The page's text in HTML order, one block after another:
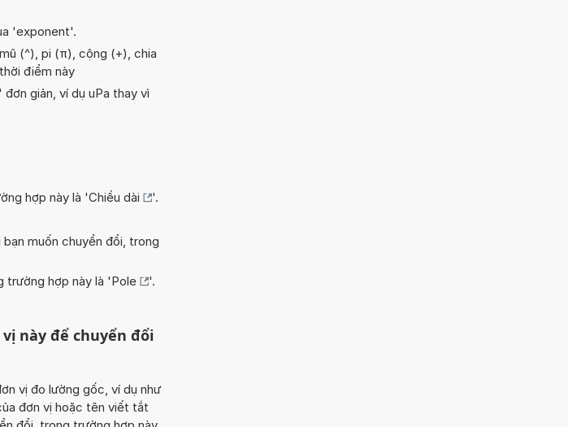
'exponent'.
(^), pi (π), cộng (+), chia
điểm này
giản, ví dụ uPa thay vì
hợp này là 'Chiều dài
'.
muốn chuyển đổi, trong
trường hợp này là 'Pole '.
này để chuyển đổi
vị đo lường gốc, ví dụ như
đơn vị hoặc tên viết tắt